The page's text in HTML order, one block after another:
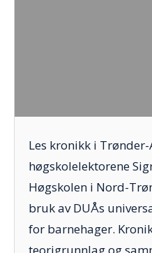
Les kronikk i Trønder-
høgskolelektorene
Høgskolen i Nord-
bruk av DUÅs
for barnehager.
teorigrunnlag og